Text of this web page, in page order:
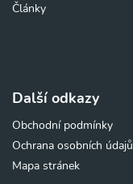
Články
Další odkazy
Obchodní podmínky
Ochrana osobních údajů
Mapa stránek